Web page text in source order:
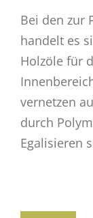
Bei den zur
handelt es
Holzöle für
vernetzen
durch
Egalisieren